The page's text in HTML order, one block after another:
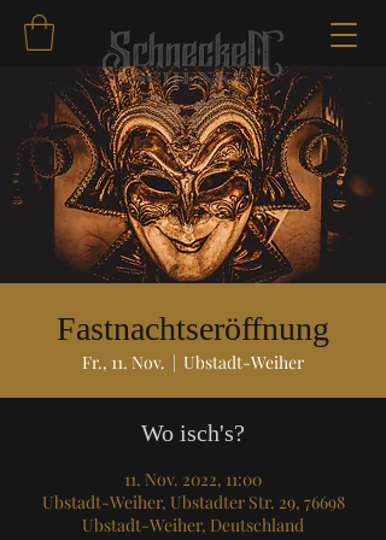
Fastnachtseröffnung
Fr., 11. Nov.
  |
Ubstadt-Weiher
Wo isch's?
11. Nov. 2022, 11:00
Ubstadt-Weiher, Ubstadter Str. 29, 76698
Ubstadt-Weiher, Deutschland